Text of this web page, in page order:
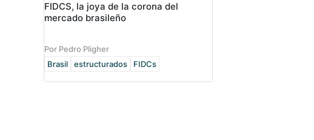
FIDCS, la joya de la corona del
mercado brasileño
Por Pedro Pligher
Brasil
estructurados FIDCs